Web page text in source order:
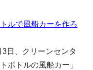
ルで風船カーを作ろ
日、クリーンセンタ
ボトルの風船カー」